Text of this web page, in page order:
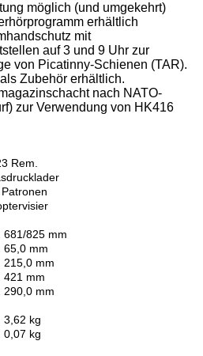
möglich (und umgekehrt)
erhältlich
mit
auf 3 und 9 Uhr zur
von Picatinny-Schienen (TAR).
Zubehör erhältlich.
nach NATO-
zur Verwendung von HK416
Rem.
681/825 mm
65,0 mm
215,0 mm
421 mm
290,0 mm
3,62 kg
0,07 kg